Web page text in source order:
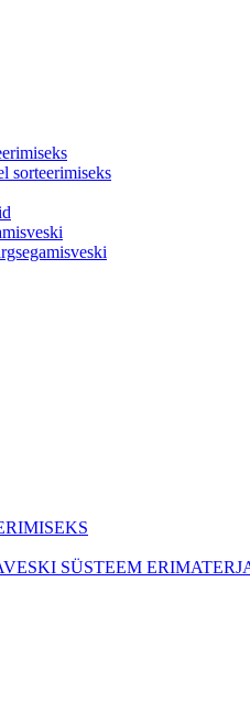
sorteerimiseks